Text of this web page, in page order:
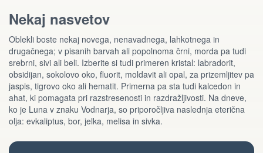
Nekaj nasvetov
Oblekli boste nekaj novega, nenavadnega, lahkotnega in
drugačnega; v pisanih barvah ali popolnoma črni, morda pa tudi
srebrni, sivi ali beli. Izberite si tudi primeren kristal: labradorit,
obsidijan, sokolovo oko, fluorit, moldavit ali opal, za prizemljitev pa
jaspis, tigrovo oko ali hematit. Primerna pa sta tudi kalcedon in
ahat, ki pomagata pri razstresenosti in razdražljivosti. Na dneve,
ko je Luna v znaku Vodnarja, so priporočljiva naslednja eterična
olja: evkaliptus, bor, jelka, melisa in sivka.